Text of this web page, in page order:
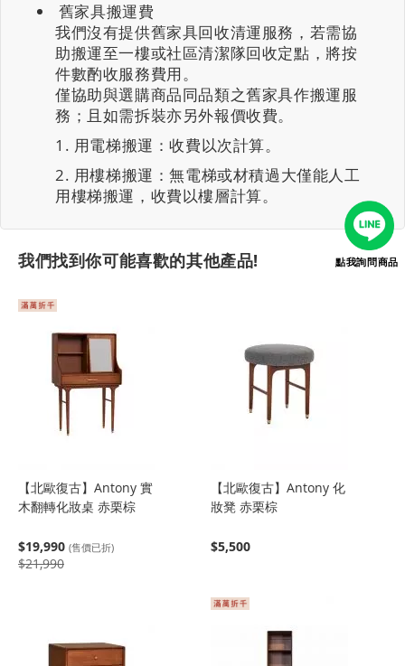
舊家具搬運費
我們沒有提供舊家具回收清運服務，若需協
助搬運至一樓或社區清潔隊回收定點，將按
件數酌收服務費用。
僅協助與選購商品同品類之舊家具作搬運服
務；且如需拆裝亦另外報價收費。
用電梯搬運：收費以次計算。
用樓梯搬運：無電梯或材積過大僅能人工
用樓梯搬運，收費以樓層計算。
我們找到你可能喜歡的其他產品!
【北歐復古】Antony 實
木翻轉化妝桌 赤栗棕
$19,990 (售價已折)
$21,990
【北歐復古】Antony 化
妝凳 赤栗棕
$5,500
點我詢問商品